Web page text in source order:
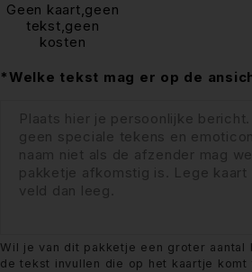
Geen kaart,geen
tekst,geen
kosten
*Welke tekst mag er op de
Wil je van dit pakketje een groter aantal
de tekst invullen die op het kaartje komt